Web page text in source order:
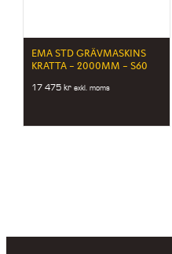
EMA STD GRÄVMASKINS
KRATTA – 2000MM – S60
17 475kr exkl. moms